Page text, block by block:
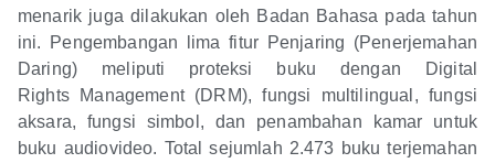
menarik juga dilakukan oleh Badan Bahasa pada tahun
ini. Pengembangan lima fitur Penjaring (Penerjemahan
Daring) meliputi proteksi buku dengan Digital
Rights Management (DRM), fungsi multilingual, fungsi
aksara, fungsi simbol, dan penambahan kamar untuk
buku audiovideo. Total sejumlah 2.473 buku terjemahan